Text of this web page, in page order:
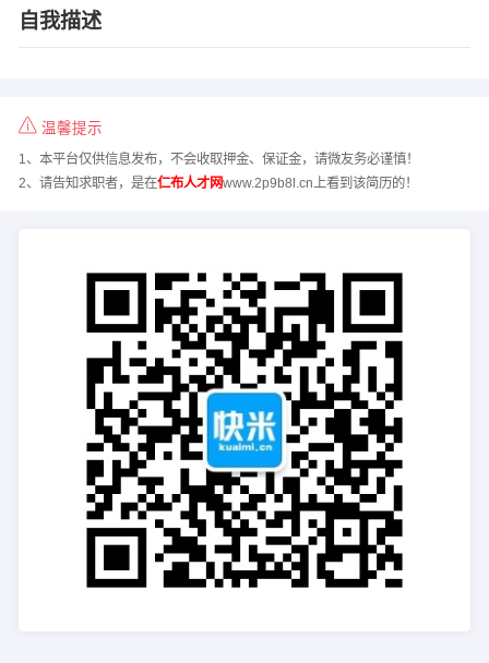
自我描述
温馨提示
1、本平台仅供信息发布，不会收取押金、保证金，请微友务必谨慎！
2、请告知求职者，是在仁布人才网www.2p9b8l.cn上看到该简历的！